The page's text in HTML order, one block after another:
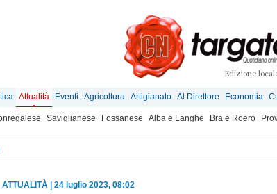
Edizione
Attualità Eventi Agricoltura Artigianato Al Direttore Economia
Saviglianese Fossanese Alba e Langhe Bra e Roero
ATTUALITÀ 24 luglio 2023, 08:02